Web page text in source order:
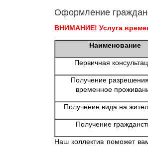
Оформление
ВНИМАНИЕ! Услуга
Наименование
Первичная
Получение
временное
Получение вида на
Получение
Наш коллектив поможет